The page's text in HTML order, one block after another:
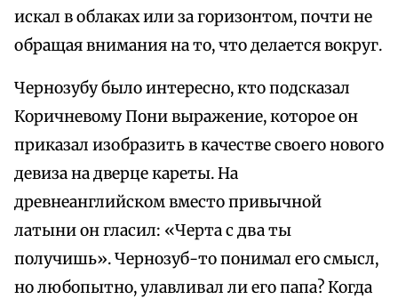
искал в облаках или за горизонтом, почти не
обращая внимания на то, что делается вокруг.
Чернозубу было интересно, кто подсказал
Коричневому Пони выражение, которое он
приказал изобразить в качестве своего нового
девиза на дверце кареты. На
древнеанглийском вместо привычной
латыни он гласил: «Черта с два ты
получишь». Чернозуб-то понимал его смысл,
но любопытно, улавливал ли его папа? Когда